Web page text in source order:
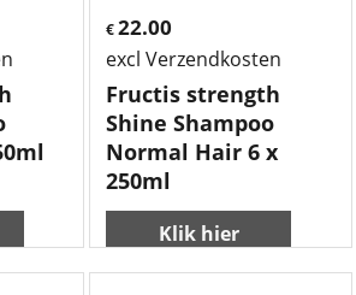
€22.00
excl Verzendkosten
Fructis strength
Shine Shampoo
Normal Hair 6 x
250ml
Klik hier